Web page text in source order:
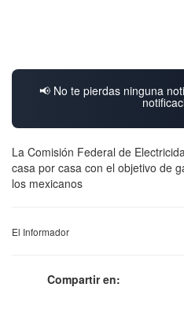
📢 No te pierdas ninguna
La Comisión Federal de
casa por casa con el objetivo de
los mexicanos
El Informador
Compartir en: